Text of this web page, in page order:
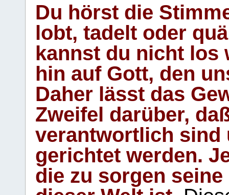
Du hörst die
lobt, tadelt oder
kannst du nicht los
hin auf Gott, den
Daher lässt das
Zweifel darüber,
verantwortlich sind
gerichtet werden.
die zu sorgen